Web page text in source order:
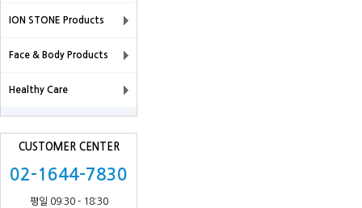
ION STONE Products
Face & Body Products
Healthy Care
CUSTOMER CENTER
02-1644-7830
평일 09:30 - 18:30